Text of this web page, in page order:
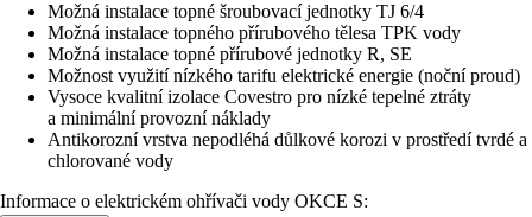
Možná instalace topné šroubovací jednotky TJ 6/4
Možná instalace topného přírubového tělesa TPK vody
Možná instalace topné přírubové jednotky R, SE
Možnost využití nízkého tarifu elektrické energie (noční proud)
Vysoce kvalitní izolace Covestro pro nízké tepelné ztráty
a minimální provozní náklady
Antikorozní vrstva nepodléhá důlkové korozi v prostředí tvrdé a
chlorované vody
Informace o elektrickém ohřívači vody OKCE S: